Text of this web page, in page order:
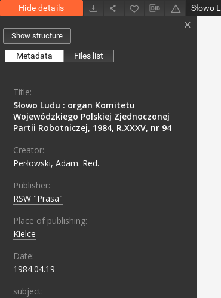
Hide details
Show structure
Metadata Files list
Title:
Słowo Ludu : organ Komitetu
Wojewódzkiego Polskiej Zjednoczonej
Partii Robotniczej, 1984, R.XXXV, nr 94
Creator:
Perłowski, Adam. Red.
Publisher:
RSW "Prasa"
Place of publishing:
Kielce
Date:
1984.04.19
subject: